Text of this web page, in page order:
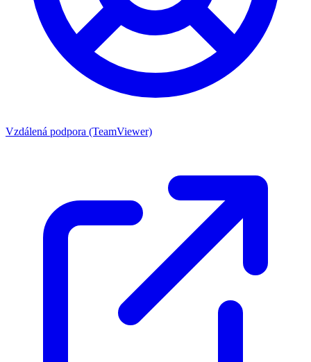
Vzdálená podpora (TeamViewer)